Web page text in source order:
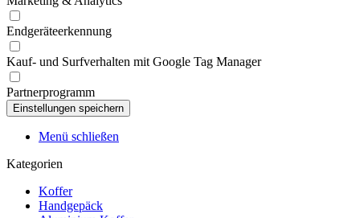
Endgeräteerkennung
Kauf- und Surfverhalten mit Google Tag Manager
Partnerprogramm
Menü schließen
Kategorien
Koffer
Handgepäck